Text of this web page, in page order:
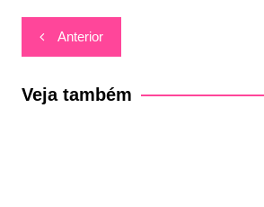
Navegação
de
Post
Anterior
Veja também